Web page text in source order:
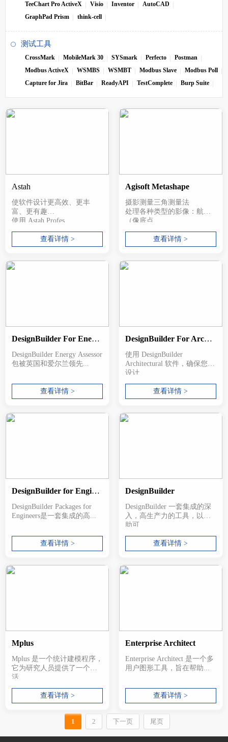
TeeChart Pro ActiveX
Visio Inventor
AutoCAD
GraphPad Prism
think-cell
测试工具
CrossMark MobileMark 30 SYSmark Perfecto
Postman
Modbus ActiveX
WSMBS WSMBT Modbus Slave
Modbus Poll
Capture for Jira
BitBar ReadyAPI TestComplete Burp Suite
Astah
使软件设计更高效、更丰
富、更有趣
使用 Astah Profes...
查看详情 >
Agisoft Metashape
摄影测量三角测量法
处理各种类型的影像：航拍
（像底点、...
查看详情 >
DesignBuilder For Energy Assessors
DesignBuilder Energy Assessor
包被英国和爱尔兰领先...
查看详情 >
DesignBuilder For Architects
使用 DesignBuilder
Architectural 软件，确保您的
设计...
查看详情 >
DesignBuilder for Engineers
DesignBuilder Packages for
Engineers是一套集成的高...
查看详情 >
DesignBuilder
DesignBuilder 一套集成的深
入，高生产力的工具，以协
助可...
查看详情 >
Mplus
Mplus 是一个统计建模程序，
它为研究人员提供了一个灵
活...
查看详情 >
Enterprise Architect
Enterprise Architect 是一个多
用户图形工具，旨在帮助...
查看详情 >
1 2 下一页 尾页